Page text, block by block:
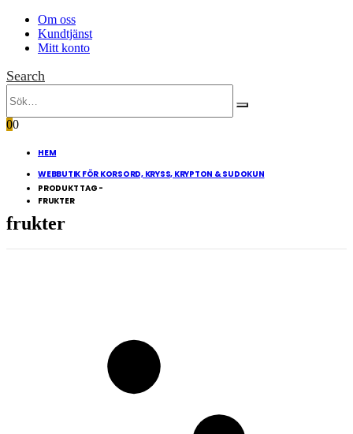
Om oss
Kundtjänst
Mitt konto
Search
00
HEM
WEBBUTIK FÖR KORSORD, KRYSS, KRYPTON & SUDOKUN
PRODUKT TAG -
FRUKTER
frukter